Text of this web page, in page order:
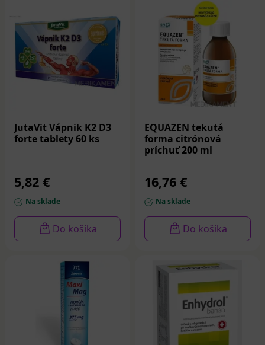
JutaVit Vápnik K2 D3
forte tablety 60 ks
5,82 €
Na sklade
Do košíka
EQUAZEN tekutá
forma citrónová
príchuť 200 ml
16,76 €
Na sklade
Do košíka